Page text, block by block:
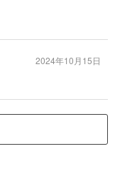
2024年10月15日